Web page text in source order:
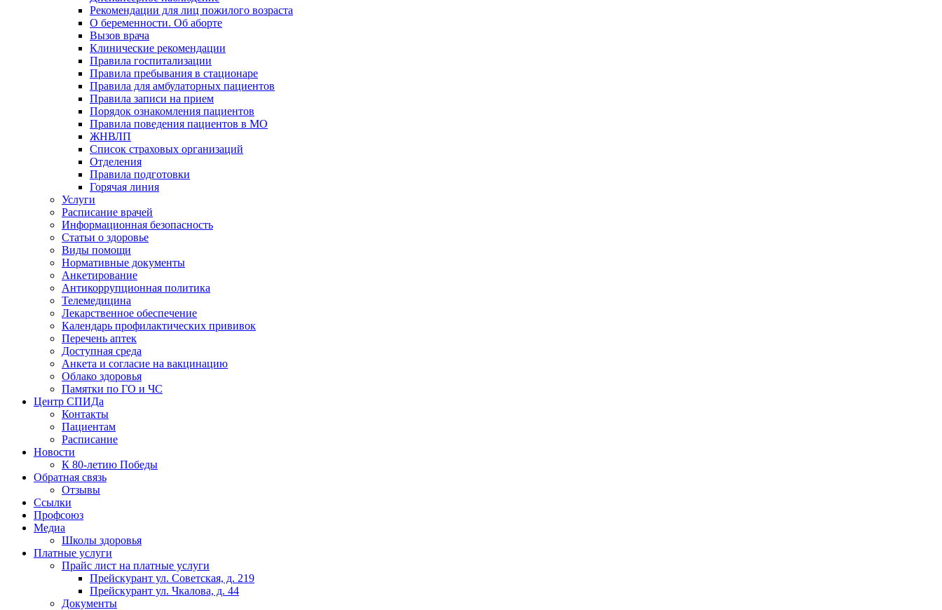
Рекомендации для лиц пожилого возраста
О беременности. Об аборте
Вызов врача
Клинические рекомендации
Правила госпитализации
Правила пребывания в стационаре
Правила для амбулаторных пациентов
Правила записи на прием
Порядок ознакомления пациентов
Правила поведения пациентов в МО
ЖНВЛП
Список страховых организаций
Отделения
Правила подготовки
Горячая линия
Услуги
Расписание врачей
Информационная безопасность
Статьи о здоровье
Виды помощи
Нормативные документы
Анкетирование
Антикоррупционная политика
Телемедицина
Лекарственное обеспечение
Календарь профилактических прививок
Перечень аптек
Доступная среда
Анкета и согласие на вакцинацию
Облако здоровья
Памятки по ГО и ЧС
Центр СПИДа
Контакты
Пациентам
Расписание
Новости
К 80-летию Победы
Обратная связь
Отзывы
Ссылки
Профсоюз
Медиа
Школы здоровья
Платные услуги
Прайс лист на платные услуги
Прейскурант ул. Советская, д. 219
Прейскурант ул. Чкалова, д. 44
Документы